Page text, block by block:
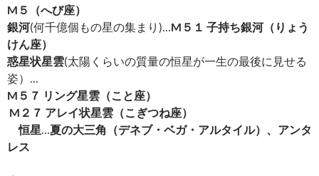
M ５（へび座）
銀河(何千億個もの星の集まり)…M ５１ 子持ち銀河（りょう
けん座）
惑星状星雲(太陽くらいの質量の恒星が一生の最後に見せる
姿）…
M ５７ リング星雲（こと座）
M ２７ アレイ状星雲（こぎつね座）
恒星…夏の大三角（デネブ・ベガ・アルタイル）、アンタ
レス